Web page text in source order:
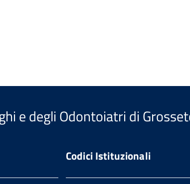
e degli Odontoiatri di
Codici Istituzionali